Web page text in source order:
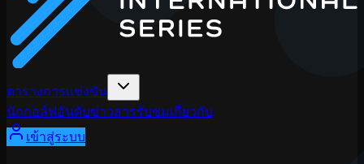
ตารางการแข่งขัน
นักกอล์ฟอันดับข่าวสารรับชมเกี่ยวกับ
เข้าสู่ระบบ